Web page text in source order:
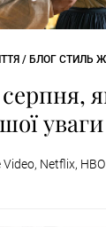
/ БЛОГ СТИЛЬ
уваги
Netflix,